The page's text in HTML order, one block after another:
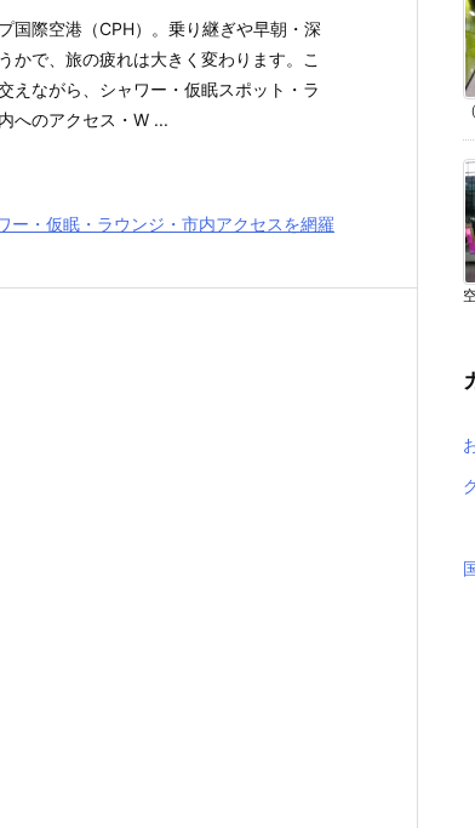
国際空港（CPH）。乗り継ぎや早朝・深
かで、旅の疲れは大きく変わります。こ
えながら、シャワー・仮眠スポット・ラ
へのアクセス・W ...
・仮眠・ラウンジ・市内アクセスを網羅